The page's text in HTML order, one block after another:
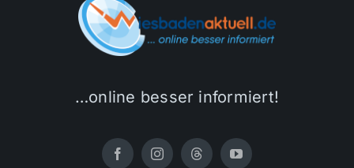
…online besser informiert!